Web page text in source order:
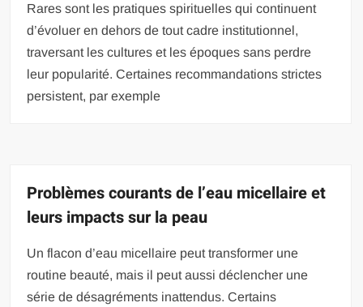
Rares sont les pratiques spirituelles qui continuent
d’évoluer en dehors de tout cadre institutionnel,
traversant les cultures et les époques sans perdre
leur popularité. Certaines recommandations strictes
persistent, par exemple
Problèmes courants de l’eau micellaire et
leurs impacts sur la peau
Un flacon d’eau micellaire peut transformer une
routine beauté, mais il peut aussi déclencher une
série de désagréments inattendus. Certains